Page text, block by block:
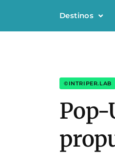
Destinos
©INTRIPER.LAB
Pop-